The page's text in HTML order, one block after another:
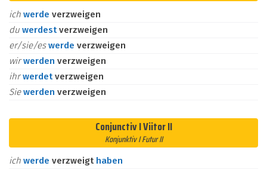
ich werde verzweigen
du werdestverzweigen
er/sie/eswerde verzweigen
wirwerden verzweigen
ihrwerdetverzweigen
Siewerden verzweigen
Conjunctiv I Viitor II
Konjunktiv I Futur II
ich werde verzweigt haben